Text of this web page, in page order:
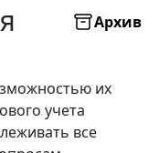
Архив
их
учета
все